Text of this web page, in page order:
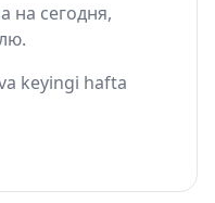
на сегодня,
keyingi hafta